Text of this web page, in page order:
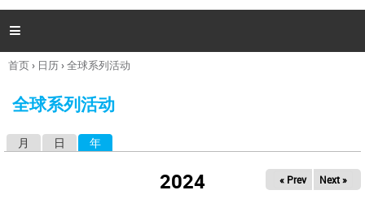

你
这
首页› 日历›全球系列活动
全球系列活动
月 日 年
2024 « Prev Next »